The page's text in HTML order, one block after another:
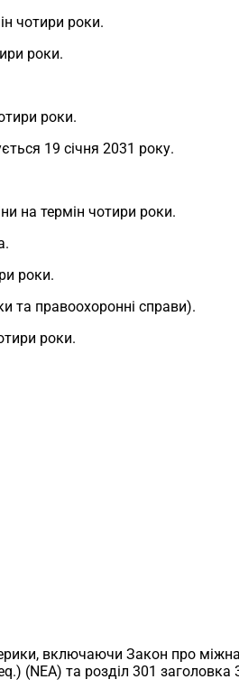
чотири роки.
роки.
роки.
19 січня 2031 року.
на термін чотири роки.
роки.
та правоохоронні справи).
роки.
включаючи Закон про
(NEA) та розділ 301